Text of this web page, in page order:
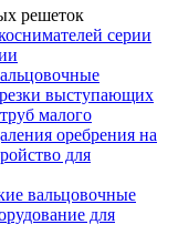
решеток
серии
выступающих
малого
оребрения на
для
вальцовочные
для